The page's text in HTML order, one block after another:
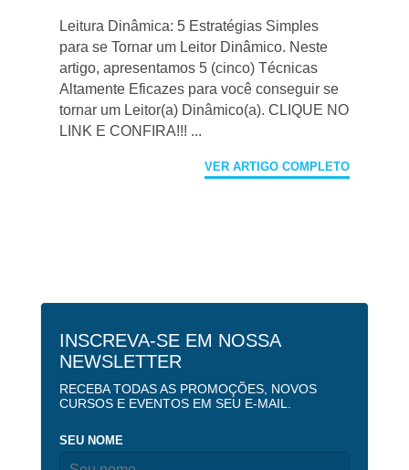
Leitura Dinâmica: 5 Estratégias Simples
para se Tornar um Leitor Dinâmico. Neste
artigo, apresentamos 5 (cinco) Técnicas
Altamente Eficazes para você conseguir se
tornar um Leitor(a) Dinâmico(a). CLIQUE NO
LINK E CONFIRA!!! ...
VER ARTIGO COMPLETO
INSCREVA-SE EM NOSSA
NEWSLETTER
RECEBA TODAS AS PROMOÇÕES, NOVOS
CURSOS E EVENTOS EM SEU E-MAIL.
SEU NOME